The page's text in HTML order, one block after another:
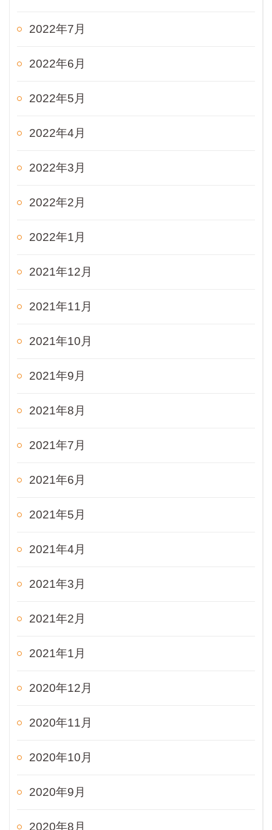
2022年7月
2022年6月
2022年5月
2022年4月
2022年3月
2022年2月
2022年1月
2021年12月
2021年11月
2021年10月
2021年9月
2021年8月
2021年7月
2021年6月
2021年5月
2021年4月
2021年3月
2021年2月
2021年1月
2020年12月
2020年11月
2020年10月
2020年9月
2020年8月